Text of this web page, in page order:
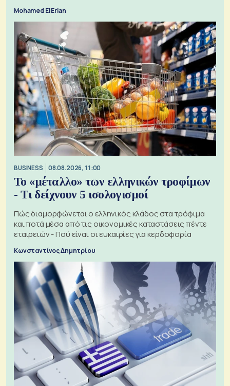
Mohamed El Erian
BUSINESS 08.08.2026, 11:00
Το «μέταλλο» των ελληνικών τροφίμων
- Τι δείχνουν 5 ισολογισμοί
Πώς διαμορφώνεται ο ελληνικός κλάδος στα τρόφιμα
και ποτά μέσα από τις οικονομικές καταστάσεις πέντε
εταιρειών - Πού είναι οι ευκαιρίες για κερδοφορία
Κωνσταντίνος Δημητρίου